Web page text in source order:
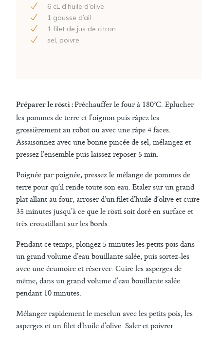
6 cL d’huile d’olive
1 gousse d’ail
1 filet de jus de citron
sel, poivre
Préparer le rösti :Préchauffer le four à 180°C. Eplucher
les pommes de terre et l’oignon puis râpez les
grossièrement au robot ou avec une râpe 4 faces.
Assaisonnez avec une bonne pincée de sel, mélangez et
pressez l’ensemble puis laissez reposer 5 min.
Poignée par poignée, pressez le mélange de pommes de
terre pour qu’il rende toute son eau. Etaler sur un grand
plat allant au four, arroser d’un filet d’huile d’olive et cuire
35 minutes jusqu’à ce que le rösti soit doré en surface et
très croustillant sur les bords.
Pendant ce temps, plongez 5 minutes les petits pois dans
un grand volume d’eau bouillante salée, puis sortez-les
avec une écumoire et réserver. Cuire les asperges de
même, dans un grand volume d’eau bouillante salée
pendant 10 minutes.
Mélanger rapidement le mesclun avec les petits pois, les
asperges et un filet d’huile d’olive. Saler et poivrer.